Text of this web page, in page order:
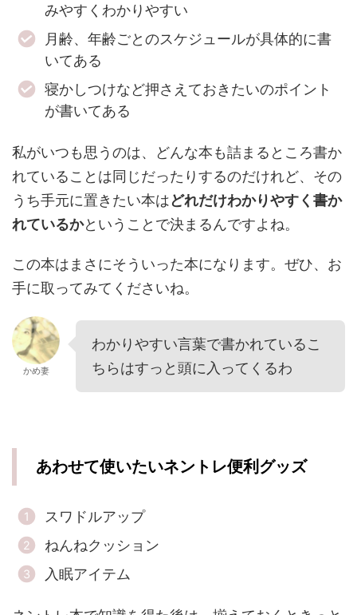
みやすくわかりやすい
月齢、年齢ごとのスケジュールが具体的に書
いてある
寝かしつけなど押さえておきたいのポイント
が書いてある
私がいつも思うのは、どんな本も詰まるところ書か
れていることは同じだったりするのだけれど、その
うち手元に置きたい本はどれだけわかりやすく書か
れているかということで決まるんですよね。
この本はまさにそういった本になります。ぜひ、お
手に取ってみてくださいね。
かめ妻
わかりやすい言葉で書かれているこ
ちらはすっと頭に入ってくるわ
あわせて使いたいネントレ便利グッズ
スワドルアップ
ねんねクッション
入眠アイテム